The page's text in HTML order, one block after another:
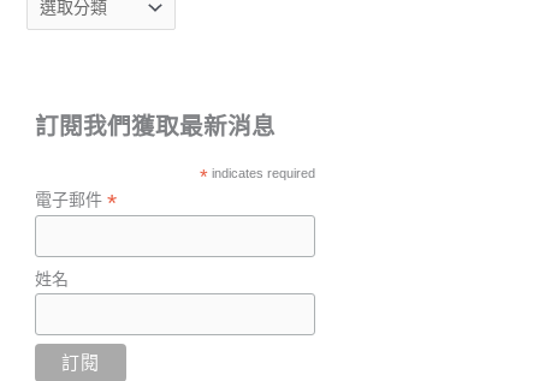
訂閱我們獲取最新消息
*indicates required
電子郵件*
姓名